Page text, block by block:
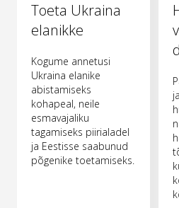
Toeta Ukraina
elanikke
Kogume annetusi
Ukraina elanike
abistamiseks
kohapeal, neile
esmavajaliku
tagamiseks piirialadel
ja Eestisse saabunud
põgenike toetamiseks.